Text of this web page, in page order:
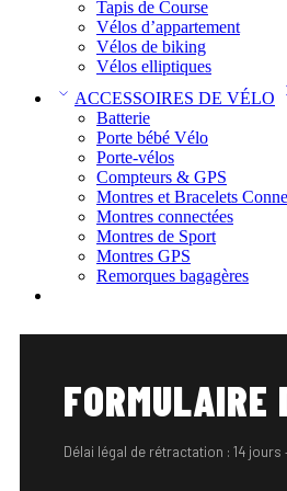
Tapis de Course
Vélos d’appartement
Vélos de biking
Vélos elliptiques
ACCESSOIRES DE VÉLO
Batterie
Porte bébé Vélo
Porte-vélos
Compteurs & GPS
Montres et Bracelets
Montres connectées
Montres de Sport
Montres GPS
Remorques bagagères
FORMULAIRE
Délai légal de rétractation : 14